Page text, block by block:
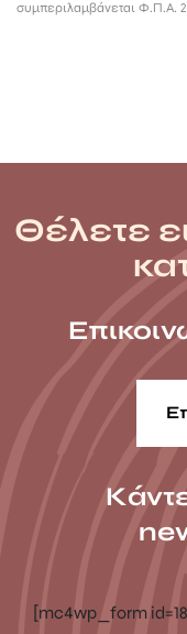
συμπεριλαμβάνεται Φ.Π.Α.
Θέλετε
[mc4wp_form